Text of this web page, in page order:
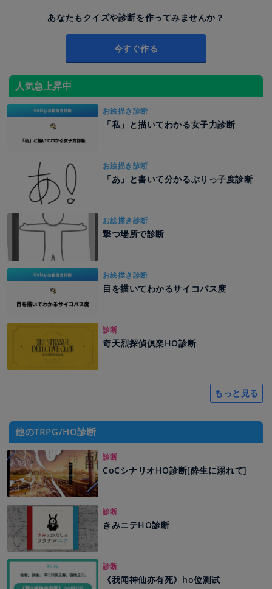
あなたもクイズや診断を作ってみませんか？
今すぐ作る
人気急上昇中
お絵描き診断
「私」と描いてわかる女子力診断
お絵描き診断
「あ」と書いて分かるぶりっ子度診断
お絵描き診断
撃つ場所で診断
お絵描き診断
目を描いてわかるサイコパス度
診断
奇天烈探偵俱楽HO診断
もっと見る
他のTRPG/HO診断
診断
CoCシナリオHO診断[酔生に溺れて]
診断
きみニテHO診断
診断
《我闻神仙亦有死》ho位测试